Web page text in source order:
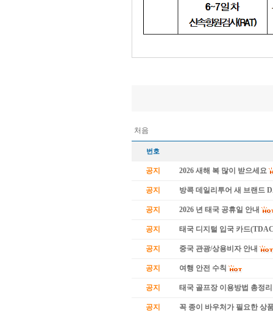
처음
번호
공지 2026 새해 복 많이 받으세요
공지 방콕 데일리투어 새 브랜드
공지 2026 년 태국 공휴일 안내
공지 태국 디지털 입국 카드
공지 중국 관광/상용비자 안내
공지 여행 안전 수칙
공지 태국 골프장 이용방법 총정리
공지 꼭 종이 바우처가 필요한 상